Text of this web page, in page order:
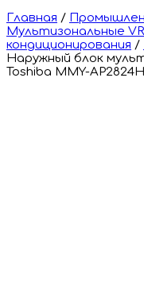
Главная /
Мультизональные
кондиционирования /
Наружный блок
Toshiba MMY-